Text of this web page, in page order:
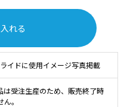
イドに使用イメージ写真掲載
受注生産のため、販売終了時
。
れる